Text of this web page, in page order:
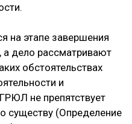
на этапе завершения
а дело рассматривают
обстоятельствах
и
не препятствует
существу (Определение